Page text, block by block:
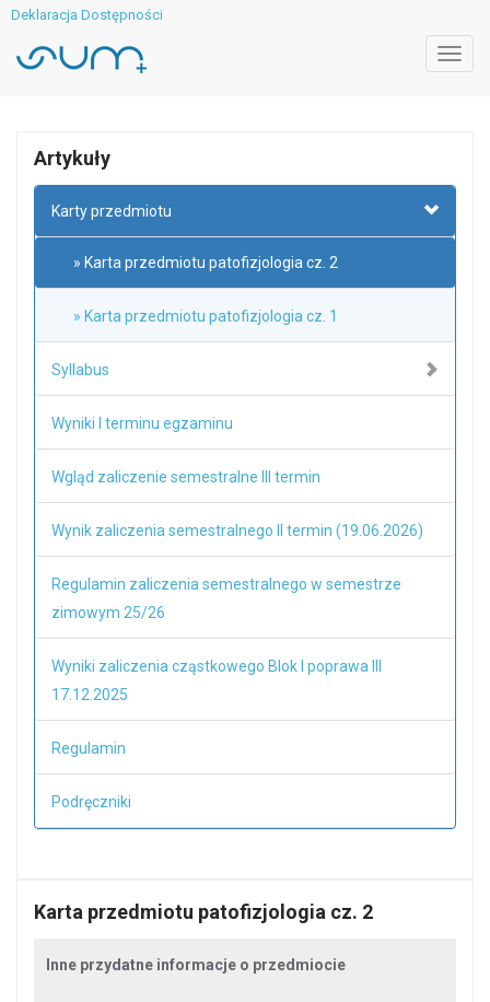
Deklaracja Dostępności
Artykuły
Karty przedmiotu
» Karta przedmiotu patofizjologia cz. 2
» Karta przedmiotu patofizjologia cz. 1
Syllabus
Wyniki I terminu egzaminu
Wgląd zaliczenie semestralne III termin
Wynik zaliczenia semestralnego II termin (19.06.2026)
Regulamin zaliczenia semestralnego w semestrze
zimowym 25/26
Wyniki zaliczenia cząstkowego Blok I poprawa III
17.12.2025
Regulamin
Podręczniki
Karta przedmiotu patofizjologia cz. 2
Inne przydatne informacje o przedmiocie